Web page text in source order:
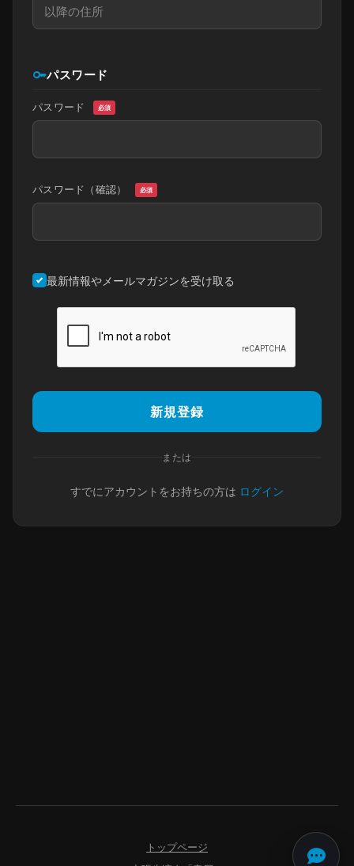
keyパスワード
パスワード 必須
パスワード（確認） 必須
最新情報やメールマガジンを受け取る
新規登録
または
すでにアカウントをお持ちの方は ログイン
トップページ